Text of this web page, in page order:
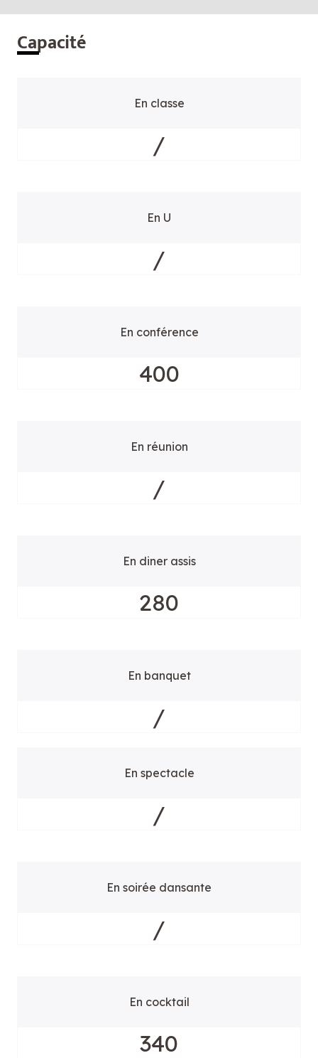
Capacité
En classe
/
En U
/
En conférence
400
En réunion
/
En diner assis
280
En banquet
/
En spectacle
/
En soirée dansante
/
En cocktail
340